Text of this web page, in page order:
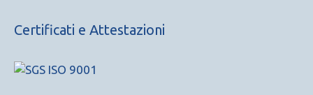
Certificati e Attestazioni